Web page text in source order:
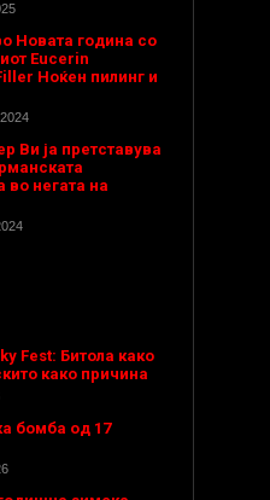
Новата година со
Eucerin
Ноќен пилинг и
Ви ја претставува
во негата на
Fest: Битола како
како причина
бомба од 17